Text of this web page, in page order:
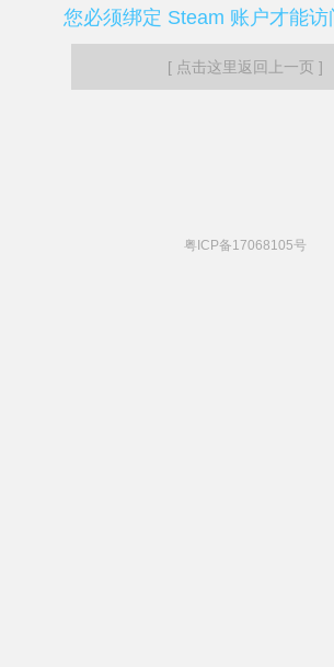
您必须绑定 Steam 账户才能访
[ 点击这里返回上一页 ]
粤ICP备17068105号